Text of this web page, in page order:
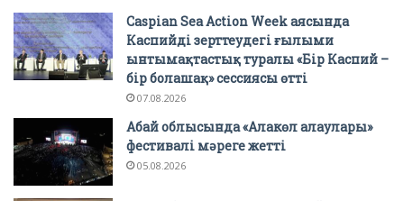
Caspian Sea Action Week аясында
Каспийді зерттеудегі ғылыми
ынтымақтастық туралы «Бір Каспий –
бір болашақ» сессиясы өтті
07.08.2026
Абай облысында «Алакөл алаулары»
фестивалі мәреге жетті
05.08.2026